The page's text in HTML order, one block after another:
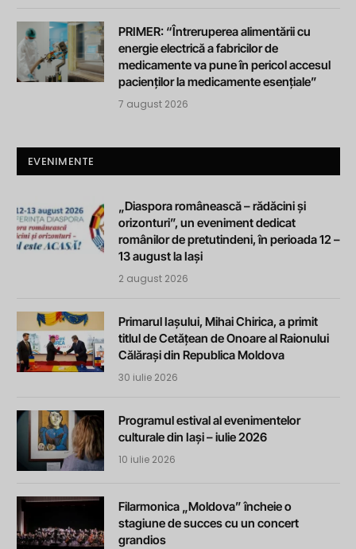
PRIMER: “Întreruperea alimentării cu
energie electrică a fabricilor de
medicamente va pune în pericol accesul
pacienților la medicamente esențiale”
7 august 2026
EVENIMENTE
„Diaspora românească – rădăcini și
orizonturi”, un eveniment dedicat
românilor de pretutindeni, în perioada 12 –
13 august la Iași
2 august 2026
Primarul Iașului, Mihai Chirica, a primit
titlul de Cetățean de Onoare al Raionului
Călărași din Republica Moldova
30 iulie 2026
Programul estival al evenimentelor
culturale din Iași – iulie 2026
10 iulie 2026
Filarmonica „Moldova” încheie o
stagiune de succes cu un concert
grandios